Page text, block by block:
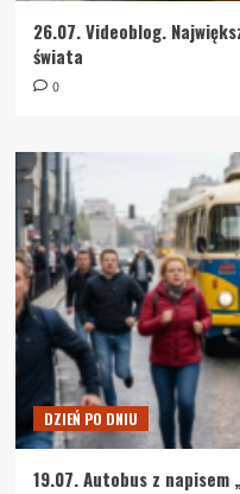
26.07. Videoblog.
świata
0
DZIEŃ PO DNIU
19.07. Autobus z napisem